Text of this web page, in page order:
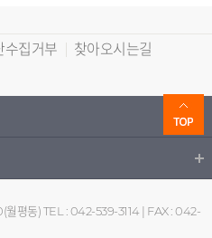
수집거부
찾아오시는길
월평동) TEL : 042-539-3114 | FAX : 042-